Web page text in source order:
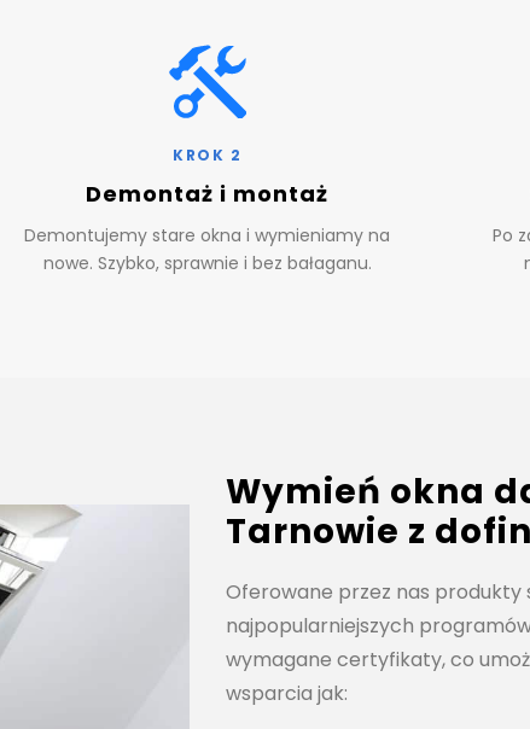
KROK 2
Demontaż i montaż
Demontujemy stare okna i wymieniamy na
nowe. Szybko, sprawnie i bez bałaganu.
Po
Wymień okna
Tarnowie z
Oferowane przez nas produkty
najpopularniejszych
wymagane certyfikaty, co
wsparcia jak: